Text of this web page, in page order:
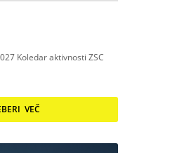
Koledar aktivnosti ZSC
VEČ